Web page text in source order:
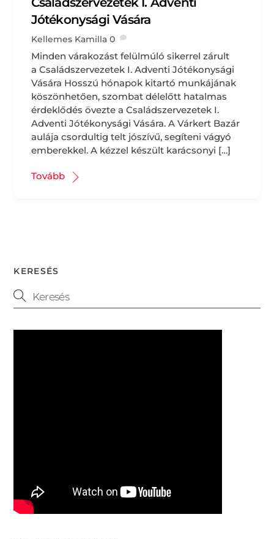
Jótékonysági Vására
Kellemes Kamilla 0
Minden várakozást felülmúló sikerrel zárult
a Családszervezetek I. Adventi Jótékonysági
Vására Hosszú hónapok kitartó munkájának
köszönhetően, szombat délelőtt hatalmas
érdeklődés övezte a Családszervezetek I.
Adventi Jótékonysági Vására. A Várkert Bazár
aulája csordultig telt jószívű, segíteni vágyó
emberekkel. A kézzel készült karácsonyi […]
Tovább
KERESÉS